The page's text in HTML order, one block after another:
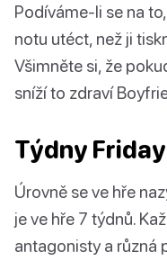
Podíváme-li se na
notu utéct, než ji
Všimněte si, že
sníží to zdraví
Týdny
Úrovně se ve hře
je ve hře 7 týdnů.
antagonisty a různá